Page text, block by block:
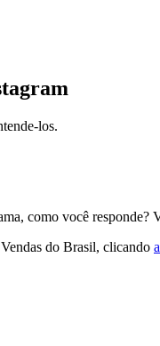
los.
como você responde?
do Brasil, clicando